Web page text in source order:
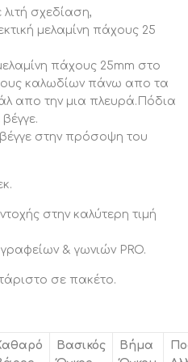
σχεδίαση,
μελαμίνη πάχους 25
πάχους 25mm στο
καλωδίων πάνω απο τα
απο την μια πλευρά.Πόδια
στην πρόσοψη του
στην καλύτερη τιμή
& γωνιών PRO.
σε πακέτο.
Βασικός
Βήμα